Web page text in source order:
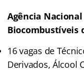
Agência
Biocombustíveis
16 vagas de
Derivados, Álcool